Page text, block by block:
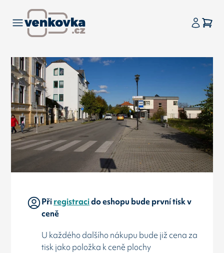
Přiregistracido eshopu bude první tisk v
ceně
U každého dalšího nákupu bude již cena za
tisk jako položka k ceně plochy